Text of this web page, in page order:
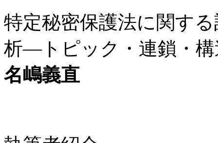
特定秘密保護法に関す
析―トピック・連鎖・
名嶋義直